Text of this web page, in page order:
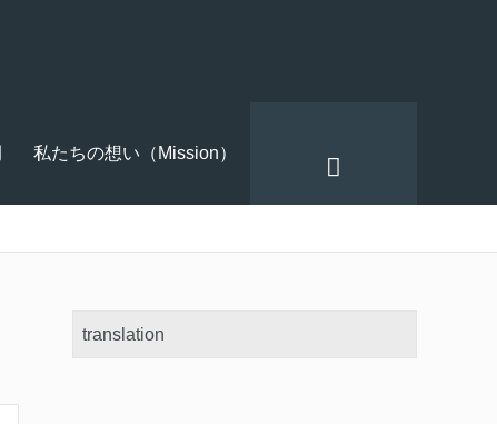
私たちの想い（Mission）
translation